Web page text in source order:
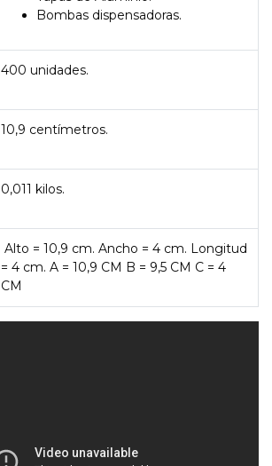
Bombas dispensadoras.
400 unidades.
10,9 centímetros.
0,011 kilos.
Alto = 10,9 cm. Ancho = 4 cm. Longitud
= 4 cm. A = 10,9 CM B = 9,5 CM C = 4
CM